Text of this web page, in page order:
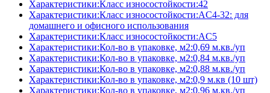
Характеристики:Класс износостойкости:42
Характеристики:Класс износостойкости:AC4-32: для
домашнего и офисного использования
Характеристики:Класс износостойкости:AC5
Характеристики:Кол-во в упаковке, м2:0,69 м.кв./уп
Характеристики:Кол-во в упаковке, м2:0,84 м.кв./уп
Характеристики:Кол-во в упаковке, м2:0,88 м.кв./уп
Характеристики:Кол-во в упаковке, м2:0,9 м.кв (10 шт)
Характеристики:Кол-во в упаковке, м2:0,96 м.кв./уп